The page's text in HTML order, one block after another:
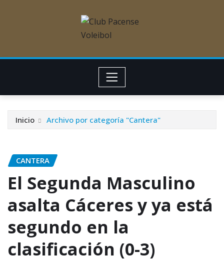
Inicio Archivo por categoría "Cantera"
CANTERA
El Segunda Masculino
asalta Cáceres y ya está
segundo en la
clasificación (0-3)